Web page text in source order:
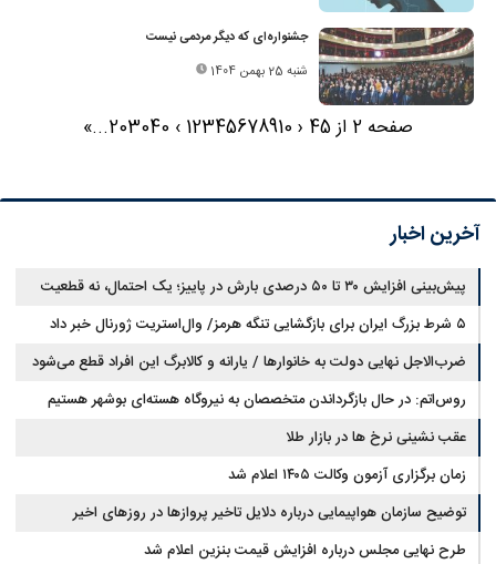
جشنواره‌ای که دیگر مردمی نیست
شنبه 25 بهمن 1404
صفحه 2 از 45 ‹
12345678910
›
203040
...
»
آخرین اخبار
پیش‌بینی افزایش ۳۰ تا ۵۰ درصدی بارش در پاییز؛ یک احتمال، نه قطعیت
۵ شرط بزرگ ایران برای بازگشایی تنگه هرمز/ وال‌استریت ژورنال خبر داد
ضرب‌الاجل نهایی دولت به خانوارها / یارانه و کالابرگ این افراد قطع می‌شود
روس‌اتم: در حال بازگرداندن متخصصان به نیروگاه هسته‌ای بوشهر هستیم
عقب نشینی نرخ ها در بازار طلا
زمان برگزاری آزمون وکالت ۱۴۰۵ اعلام شد
توضیح سازمان هواپیمایی درباره دلایل تاخیر پروازها در روزهای اخیر
طرح نهایی مجلس درباره افزایش قیمت بنزین اعلام شد